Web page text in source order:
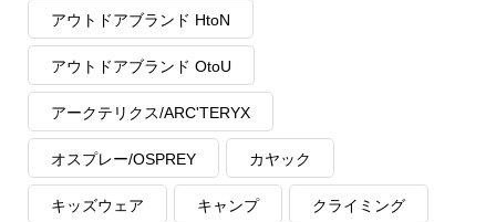
アウトドアブランド HtoN
アウトドアブランド OtoU
アークテリクス/ARC'TERYX
オスプレー/OSPREY カヤック
キッズウェア キャンプ クライミング